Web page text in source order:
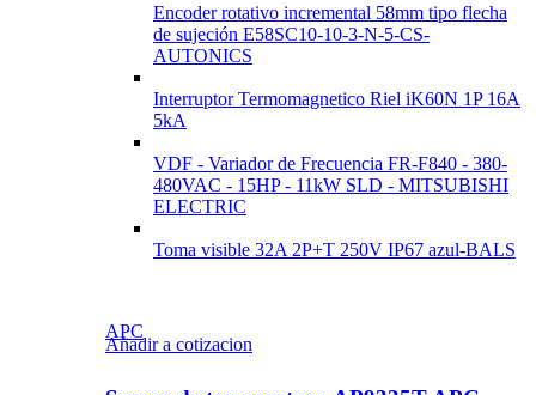
Encoder rotativo incremental 58mm tipo flecha
de sujeción E58SC10-10-3-N-5-CS-
AUTONICS
Interruptor Termomagnetico Riel iK60N 1P 16A
5kA
VDF - Variador de Frecuencia FR-F840 - 380-
480VAC - 15HP - 11kW SLD - MITSUBISHI
ELECTRIC
Toma visible 32A 2P+T 250V IP67 azul-BALS
APC
Añadir a cotizacion